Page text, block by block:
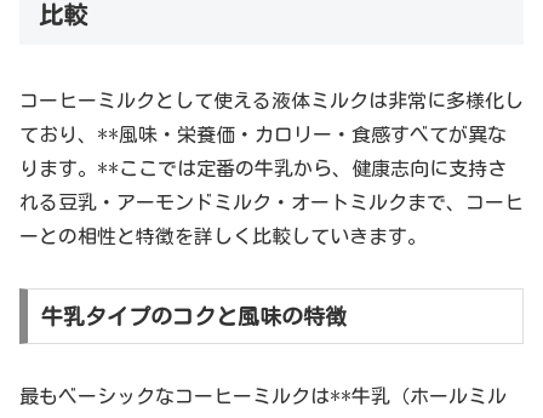
比較
コーヒーミルクとして使える液体ミルクは非常に多様化し
ており、**風味・栄養価・カロリー・食感すべてが異な
ります。**ここでは定番の牛乳から、健康志向に支持さ
れる豆乳・アーモンドミルク・オートミルクまで、コーヒ
ーとの相性と特徴を詳しく比較していきます。
牛乳タイプのコクと風味の特徴
最もベーシックなコーヒーミルクは**牛乳（ホールミル